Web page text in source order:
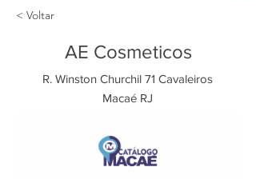
< Voltar
AE Cosmeticos
R. Winston Churchil 71 Cavaleiros
Macaé RJ